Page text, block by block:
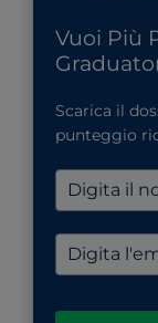
Vuoi Più
Scarica il
punteggio